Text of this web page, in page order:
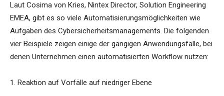
Laut Cosima von Kries, Nintex Director, Solution Engineering
EMEA, gibt es so viele Automatisierungsmöglichkeiten wie
Aufgaben des Cybersicherheitsmanagements. Die folgenden
vier Beispiele zeigen einige der gängigen Anwendungsfälle, bei
denen Unternehmen einen automatisierten Workflow nutzen:
1. Reaktion auf Vorfälle auf niedriger Ebene